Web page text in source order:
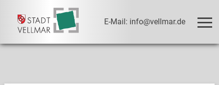
E-Mail: info@vellmar.de